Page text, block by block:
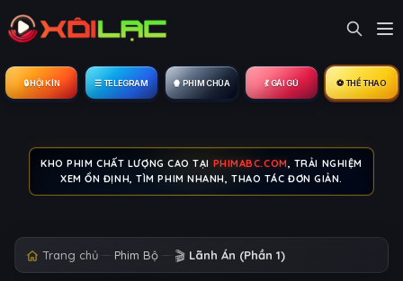
🔒︎ HỘI KÍN ☰ TELEGRAM 🍿 PHIM CHÙA 💃 GÁI GÚ ⚽ THỂ THAO
KHO PHIM CHẤT LƯỢNG CAO TẠI PHIMABC.COM, TRẢI NGHIỆM
XEM ỔN ĐỊNH, TÌM PHIM NHANH, THAO TÁC ĐƠN GIẢN.
Trang chủ Phim Bộ 🎬 Lãnh Án (Phần 1)